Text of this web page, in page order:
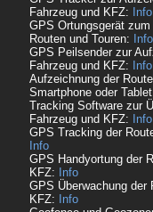
Fahrzeug und KFZ:
Info
GPS Ortungsgerät
Routen und Touren:
Info
GPS Peilsender zur
Fahrzeug und KFZ:
Info
Aufzeichnung der
Smartphone oder
Tracking Software zur
Fahrzeug und KFZ:
Info
GPS Tracking der
Info
GPS Handyortung der
KFZ:
Info
GPS Überwachung der
KFZ:
Info